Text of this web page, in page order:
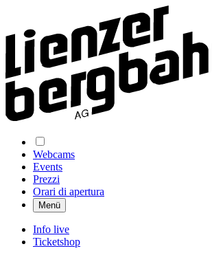
Webcams
Events
Prezzi
Orari di apertura
Menü
Info live
Ticketshop